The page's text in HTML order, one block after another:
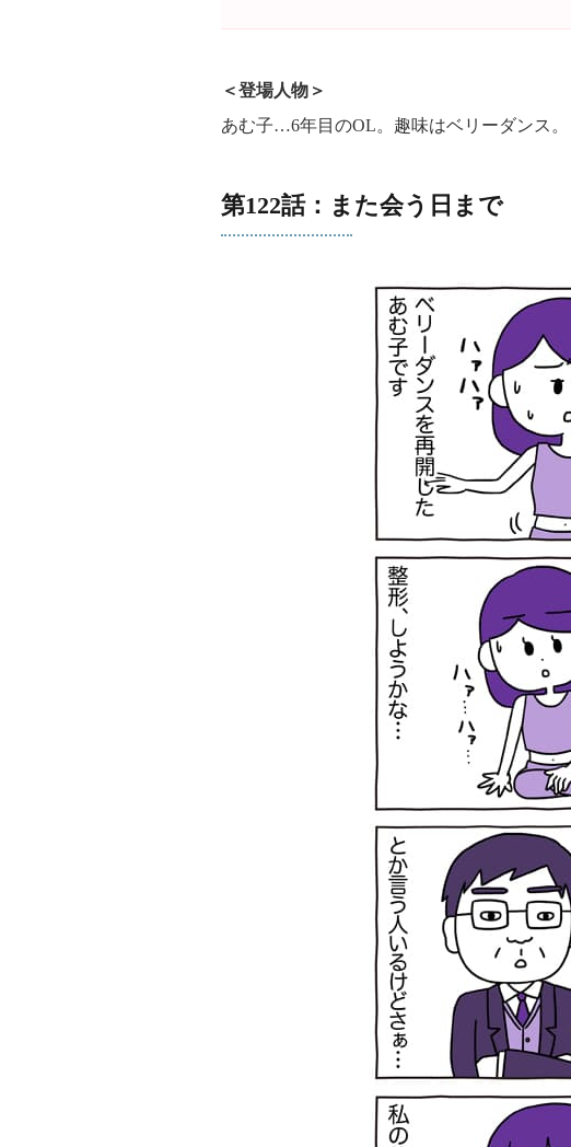
＜登場人物＞
あむ子…6年目のOL。趣味はベリーダンス。
第122話：また会う日まで